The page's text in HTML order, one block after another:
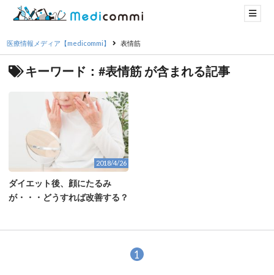
医療情報メディア【medicommi】 表情筋
キーワード：#表情筋 が含まれる記事
2018/4/26
ダイエット後、顔にたるみ
が・・・どうすれば改善する？
1